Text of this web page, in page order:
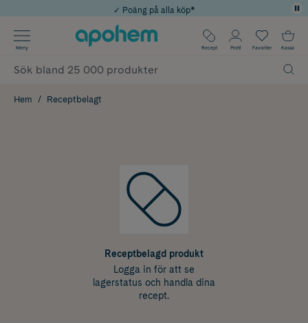
Årets Butik 2025 inom Skönhet
Använd kod: SOMMAR20 för 20% över 649kr
✓ Rådgivning från farmaceuter & hudterapeuter
✓ Poäng på alla köp*
Meny Recept Profil Favoriter Kassa
Hem Receptbelagt
Receptbelagd produkt
Logga in för att se
lagerstatus och handla dina
recept.